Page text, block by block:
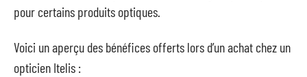
pour certains produits optiques.
Voici un aperçu des bénéfices offerts lors d’un achat chez un
opticien Itelis :